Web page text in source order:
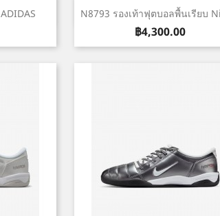
อ N8793 รองเท้าฟุตบอลพื้นเรียบ
ราคา
฿4,300.00
เปิดหน้าต่างย่อ